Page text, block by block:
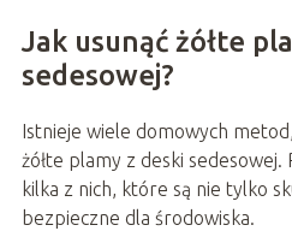
Jak usunąć żółte
sedesowej?
Istnieje wiele domowych
żółte plamy z deski
kilka z nich, które są nie tylko
bezpieczne dla środowiska.